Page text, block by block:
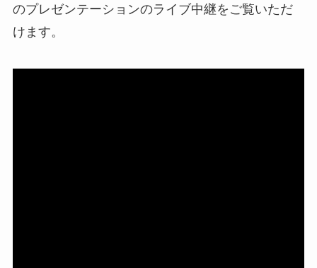
のプレゼンテーションのライブ中継をご覧いただ
けます。